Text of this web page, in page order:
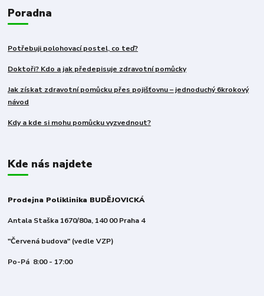
Poradna
Potřebuji polohovací postel, co teď?
Doktoři? Kdo a jak předepisuje zdravotní pomůcky
Jak získat zdravotní pomůcku přes pojišťovnu – jednoduchý 6krokový
návod
Kdy a kde si mohu pomůcku vyzvednout?
Kde nás najdete
Prodejna Poliklinika BUDĚJOVICKÁ
Antala Staška 1670/80a, 140 00 Praha 4
"Červená budova" (vedle VZP)
Po-Pá 8:00 - 17:00